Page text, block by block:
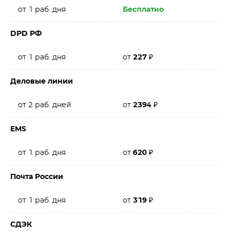
от 1 раб. дня Бесплатно
DPD РФ
от 1 раб. дня от 227 ₽
Деловые линии
от 2 раб. дней от 2394 ₽
EMS
от 1 раб. дня от 620 ₽
Почта России
от 1 раб. дня от 319 ₽
СДЭК